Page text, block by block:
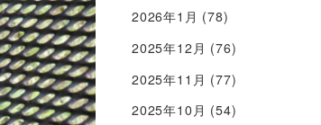
2026年1月 (78)
2025年12月 (76)
2025年11月 (77)
2025年10月 (54)